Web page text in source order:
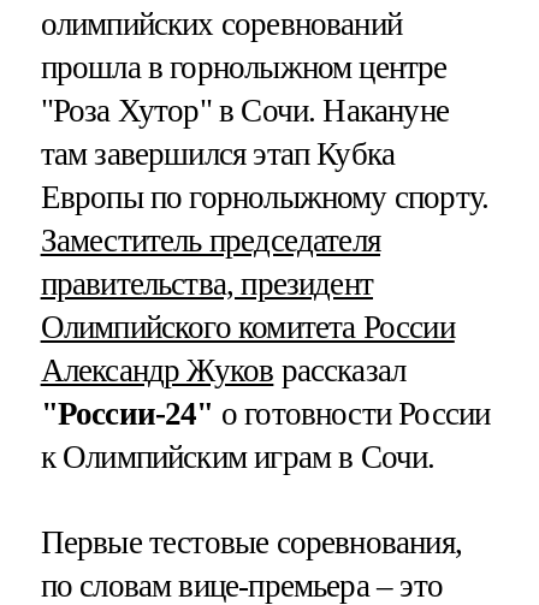
олимпийских соревнований
прошла в горнолыжном центре
"Роза Хутор" в Сочи. Накануне
там завершился этап Кубка
Европы по горнолыжному спорту.
Заместитель председателя
правительства, президент
Олимпийского комитета России
Александр Жуков рассказал
"России-24" о готовности России
к Олимпийским играм в Сочи.
Первые тестовые соревнования,
по словам вице-премьера – это